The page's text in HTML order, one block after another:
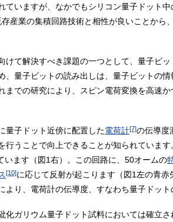
いますが、なかでもシリコン量子ドット
産業の集積回路技術と相性が良いことから
けて解決すべき課題の一つとして、量子ビ
、量子ビットの読み出しは、量子ビットの情
までの研究により、スピン電荷変換を高速
量子ドット近傍に配置した電荷計[7]の伝導度
うことで向上できることが知られています
います（図1右）。この回路に、50オームの
[10]に応じて反射が起こります（図1左の青
り、電荷計の伝導度、すなわち量子ドッ
化ガリウム量子ドット試料においては確立